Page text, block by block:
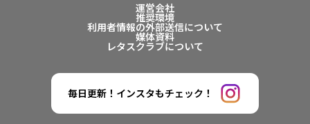
運営会社
推奨環境
利用者情報の外部送信について
媒体資料
レタスクラブについて
毎日更新！インスタもチェック！